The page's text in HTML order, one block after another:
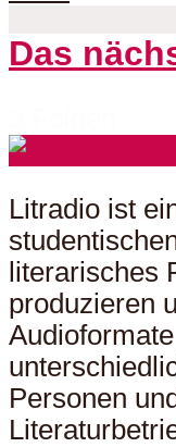
Das
Litradio ist
literarisches
produzieren
Personen